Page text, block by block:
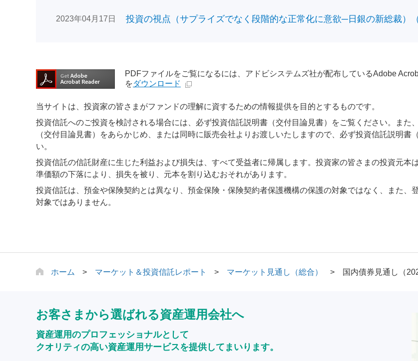
2023年04月17日 投資の視点（サプライズでなく段階的な正常化に意欲─日銀の新総裁）
PDFファイルをご覧になるには、アドビシステムズ社が配布しているAdobe
をダウンロード
当サイトは、投資家の皆さまがファンドの理解に資するための情報提供を目的とするものです。
投資信託へのご投資を検討される場合には、必ず投資信託説明書（交付目論見書）をご覧ください。ま
（交付目論見書）をあらかじめ、または同時に販売会社よりお渡しいたしますので、必ず投資信託説明
い。
投資信託の信託財産に生じた利益および損失は、すべて受益者に帰属します。投資家の皆さまの投資元本
準価額の下落により、損失を被り、元本を割り込むおそれがあります。
投資信託は、預金や保険契約とは異なり、預金保険・保険契約者保護機構の保護の対象ではなく、また
対象ではありません。
ホーム マーケット＆投資信託レポート マーケット見通し（総合） 国内債券見通し（
お客さまから選ばれる資産運用会社へ
資産運用のプロフェッショナルとして
クオリティの高い資産運用サービスを提供してまいります。